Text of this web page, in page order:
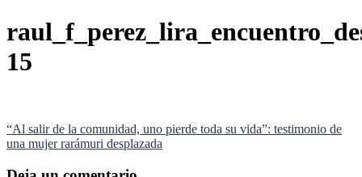
15
Navegación
de
“Al salir de la comunidad, uno pierde toda su vida”: testimonio de
una mujer rarámuri desplazada